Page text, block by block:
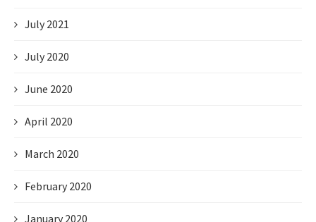
July 2021
July 2020
June 2020
April 2020
March 2020
February 2020
January 2020